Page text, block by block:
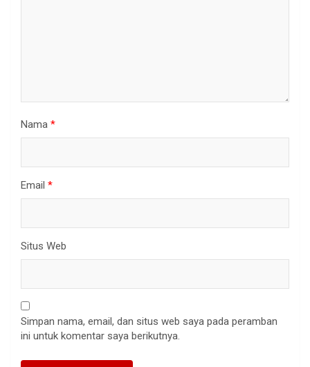
Nama *
Email *
Situs Web
Simpan nama, email, dan situs web saya pada peramban
ini untuk komentar saya berikutnya.